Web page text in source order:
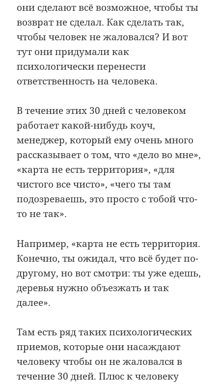
они сделают всё возможное, чтобы ты
возврат не сделал. Как сделать так,
чтобы человек не жаловался? И вот
тут они придумали как
психологически перенести
ответственность на человека.
В течение этих 30 дней с человеком
работает какой-нибудь коуч,
менеджер, который ему очень много
рассказывает о том, что «дело во мне»,
«карта не есть территория», «для
чистого все чисто», «чего ты там
подозреваешь, это просто с тобой что-
то не так».
Например, «карта не есть территория.
Конечно, ты ожидал, что всё будет по-
другому, но вот смотри: ты уже едешь,
деревья нужно объезжать и так
далее».
Там есть ряд таких психологических
приемов, которые они насаждают
человеку чтобы он не жаловался в
течение 30 дней. Плюс к человеку